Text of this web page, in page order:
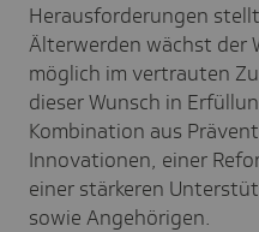
Herausforderungen
Älterwerden wächst der
möglich im vertrauten
dieser Wunsch in
Kombination aus
Innovationen, einer
einer stärkeren
sowie Angehörigen.